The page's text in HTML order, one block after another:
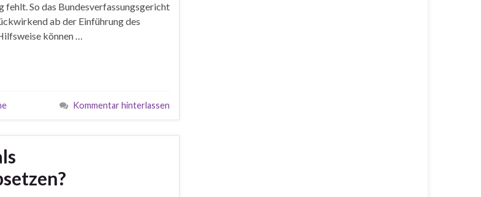
fehlt. So das Bundesverfassungsgericht
ab der Einführung des
können …
Kommentar hinterlassen